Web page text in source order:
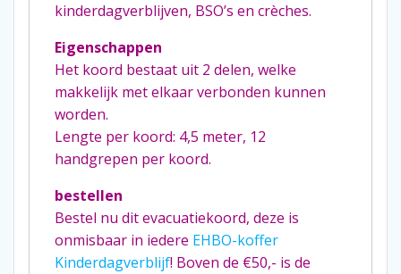
kinderdagverblijven, BSO’s en crèches.
Eigenschappen
Het koord bestaat uit 2 delen, welke
makkelijk met elkaar verbonden kunnen
worden.
Lengte per koord: 4,5 meter, 12
handgrepen per koord.
bestellen
Bestel nu dit evacuatiekoord, deze is
onmisbaar in iedere EHBO-koffer
Kinderdagverblijf! Boven de €50,- is de